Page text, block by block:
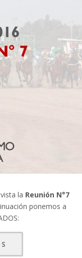
la Reunión N°7
ponemos a